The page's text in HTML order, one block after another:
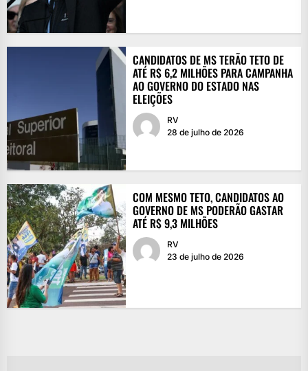
CANDIDATOS DE MS TERÃO TETO DE
ATÉ R$ 6,2 MILHÕES PARA CAMPANHA
AO GOVERNO DO ESTADO NAS
ELEIÇÕES
RV
28 de julho de 2026
COM MESMO TETO, CANDIDATOS AO
GOVERNO DE MS PODERÃO GASTAR
ATÉ R$ 9,3 MILHÕES
RV
23 de julho de 2026